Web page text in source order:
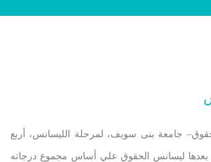
جامعة بنى سويف، لمرحلة الليسانس، أربع
بعدها ليسانس الحقوق علي أساس مجموع درجاته